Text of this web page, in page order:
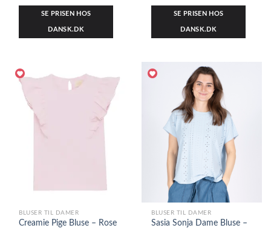
SE PRISEN HOS
DANSK.DK
SE PRISEN HOS
DANSK.DK
BLUSER TIL DAMER
Creamie Pige Bluse – Rose
BLUSER TIL DAMER
Sasia Sonja Dame Bluse –